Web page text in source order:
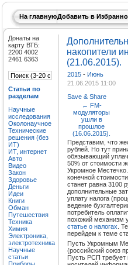
На главнуюДобавить в
Донаты на
карту ВТБ:
2200 4002
2461 6363
Статьи по
разделам
Научные
исследования
Околонаучное
Технические
решения (без
ИТ)
ИТ, интернет
Авто
Видео
Закон
Здоровье
Деньги
Идеи
Книги
Обман
Путешествия
Техника
Химия
Электроника,
электротехника
Научные
статьи
накопители
(21.06.2015).
2015 - Июнь
21.06.2015 11:00
Save & Share
← FM-
модуляторы
ушли в
прошлое
(16.06.2015).
Представим, что
рублей. Но тут
обязывающий
50% от стоимости
Укромное
конечной
станет равна 3100
дополнительные
уплату налога
ведение
потребитель
похожий механизм
статье о налогах .
перейдем к теме
Пусть Укромным
(российский союз
Пусть РСП требует